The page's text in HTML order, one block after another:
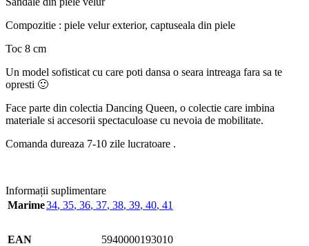
Compozitie : piele velur exterior, captuseala din piele
Toc 8 cm
Un model sofisticat cu care poti dansa o seara intreaga fara sa te
opresti 🙂
Face parte din colectia Dancing Queen, o colectie care imbina
materiale si accesorii spectaculoase cu nevoia de mobilitate.
Comanda dureaza 7-10 zile lucratoare .
Informații suplimentare
Marime34, 35, 36, 37, 38, 39, 40, 41
EAN 5940000193010